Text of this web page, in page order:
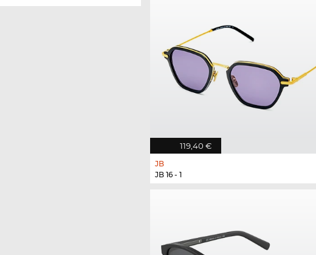
119,40 €
JB
JB 16 - 1